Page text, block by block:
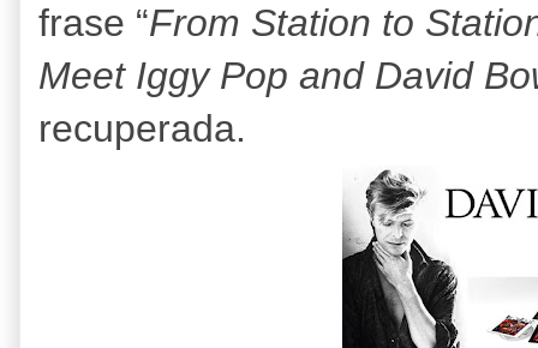
frase “From Station to
Meet Iggy Pop and David
recuperada.